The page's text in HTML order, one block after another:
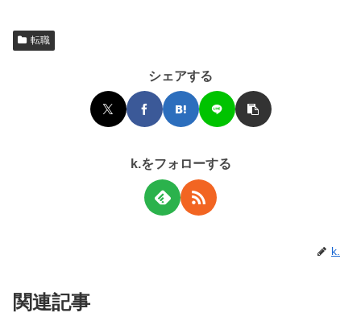
転職
シェアする
k.をフォローする
k.
関連記事